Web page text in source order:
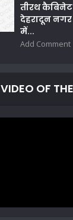
तीरथ
देहरादून नगर
में...
Add Comment
VIDEO OF